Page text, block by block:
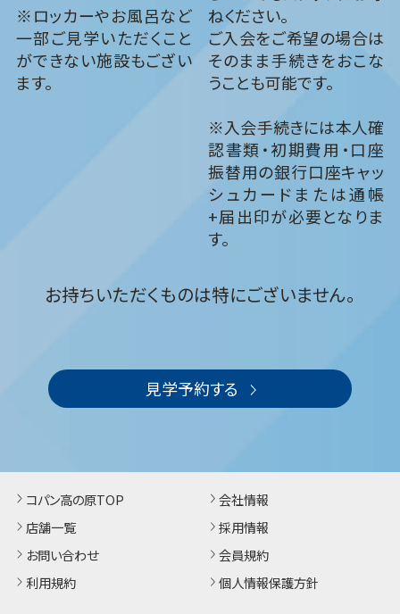
※ロッカーやお風呂など
一部ご見学いただくこと
ができない施設もござい
ます。
ねください。
ご入会をご希望の場合は
そのまま手続きをおこな
うことも可能です。
※入会手続きには本人確
認書類・初期費用・口座
振替用の銀行口座キャッ
シュカードまたは通帳
+届出印が必要となりま
す。
お持ちいただくものは特にございません。
見学予約する
コパン高の原TOP
店舗一覧
お問い合わせ
利用規約
会社情報
採用情報
会員規約
個人情報保護方針